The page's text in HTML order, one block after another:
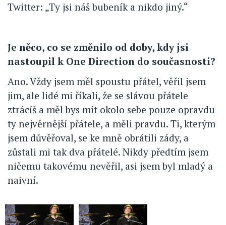
Twitter: „Ty jsi náš bubeník a nikdo jiný.“
Je něco, co se změnilo od doby, kdy jsi
nastoupil k One Direction do současnosti?
Ano. Vždy jsem měl spoustu přátel, věřil jsem
jim, ale lidé mi říkali, že se slávou přátele
ztrácíš a měl bys mít okolo sebe pouze opravdu
ty nejvěrnější přátele, a měli pravdu. Ti, kterým
jsem důvěřoval, se ke mně obrátili zády, a
zůstali mi tak dva přátelé. Nikdy předtím jsem
ničemu takovému nevěřil, asi jsem byl mladý a
naivní.